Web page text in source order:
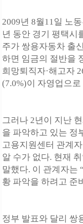
2009년 8월11일 노
년 동안 경기 평택시
주가 쌍용자동차 출
하면 임금의 절반을
희망퇴직자·해고자
(7.0%)이 자영업으
그러나 2년이 지난
을 파악하고 있는 정
고용지원센터 관계
알 수가 없다. 현재
말했다. 이 관계자는
황 파악을 하려고 준
정부 발표와 달리 쌍